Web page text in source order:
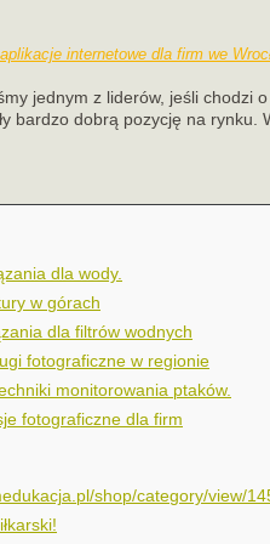
internetowe dla firm we
jednym z liderów, jeśli chodzi
bardzo dobrą pozycję na rynku.
dla wody.
w górach
dla filtrów wodnych
fotograficzne w regionie
monitorowania ptaków.
fotograficzne dla firm
shop/category/view/